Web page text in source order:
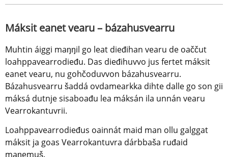
Máksit eanet vearu – bázahusvearru
Muhtin áiggi maŋŋil go leat dieđihan vearu de oaččut
loahppavearrodieđu. Das dieđihuvvo jus fertet máksit
eanet vearu, nu gohčoduvvon bázahusvearru.
Bázahusvearru šaddá ovdamearkka dihte dalle go son gii
máksá dutnje sisaboađu lea máksán ila unnán vearu
Vearrokantuvrii.
Loahppavearrodieđus oainnát maid man ollu galggat
máksit ja goas Vearrokantuvra dárbbaša ruđaid
maŋemuš.